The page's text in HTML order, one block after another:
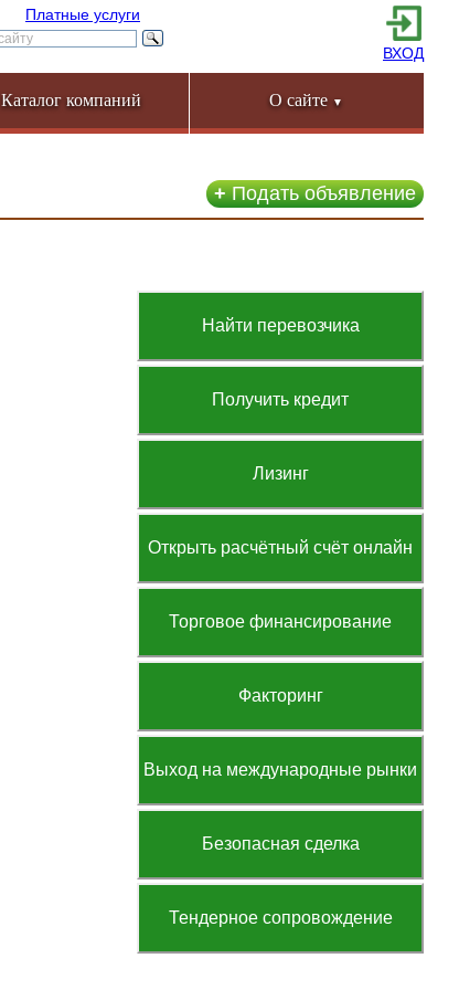
Платные услуги
ВХОД
Каталог компаний О сайте ▼
+Подать объявление
Найти перевозчика
Получить кредит
Лизинг
Открыть расчётный счёт онлайн
Торговое финансирование
Факторинг
Выход на международные рынки
Безопасная сделка
Тендерное сопровождение